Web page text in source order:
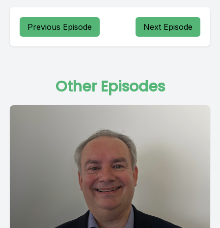
Previous Episode Next Episode
Other Episodes